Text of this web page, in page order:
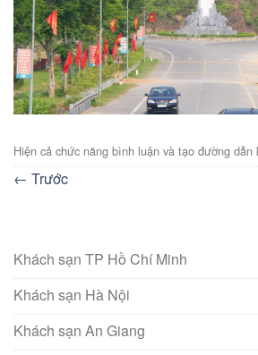
Hiện cả chức năng bình luận và tạo đường dẫn
← Trước
Khách sạn TP Hồ Chí Minh
Khách sạn Hà Nội
Khách sạn An Giang